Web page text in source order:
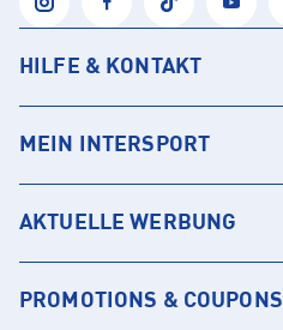
HILFE & KONTAKT
MEIN INTERSPORT
AKTUELLE WERBUNG
PROMOTIONS & COUPONS